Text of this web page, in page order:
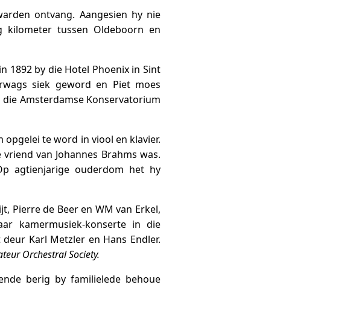
ontvang. Aangesien hy nie
tussen Oldeboorn en
1892 by die Hotel Phoenix in Sint
siek geword en Piet moes
Amsterdamse Konservatorium
te word in viool en klavier.
van Johannes Brahms was.
agtienjarige ouderdom het hy
Pierre de Beer en WM van Erkel,
kamermusiek-konserte in die
Karl Metzler en Hans Endler.
Orchestral Society.
berig by familielede behoue